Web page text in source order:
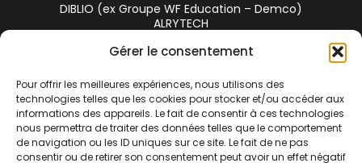
Gérer le consentement
Pour offrir les meilleures expériences, nous utilisons des
technologies telles que les cookies pour stocker et/ou accéder aux
informations des appareils. Le fait de consentir à ces technologies
nous permettra de traiter des données telles que le comportement
de navigation ou les ID uniques sur ce site. Le fait de ne pas
consentir ou de retirer son consentement peut avoir un effet négatif
DIBLIO (ex Groupe WF Education – Demco)
ALRYTECH
Social Media
Twitter